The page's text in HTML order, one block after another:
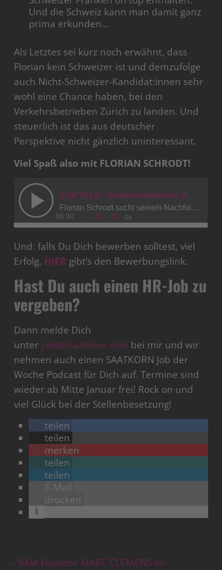
Und die Schweiz kann man damit ganz
prima erkunden…
Als Letztes sei kurz noch erwähnt, dass
Florian kein Schweizer ist und demzufolge
auch Nicht-Schweizer-Kandidat:innen sehr
wohl eine Chance haben, bei den
Verkehrsbetrieben Zürich zu landen. Und
steuerlich ist das aus deutscher
Perspektive nicht gänzlich uninteressant.
Viel Spaß also mit FLORIAN SCHRODT!
Und: falls Du Dich bewerben solltest, viel
Erfolg. HIER gibt’s den Bewerbungslink.
Hast Du auch einen HR-Job zu
vergeben?
Dann melde Dich
unter jobs@saatkorn.com bei mir und wir
nehmen auch einen SAATKORN Job der
Woche Podcast für Dich auf. Termine sind
wieder ab Mitte Januar frei! Rock on und
viel Glück bei der Stellenbesetzung!
teilen
teilen
merken
teilen
teilen
E-Mail
drucken
← 9AM Founder MARC CLEMENS im